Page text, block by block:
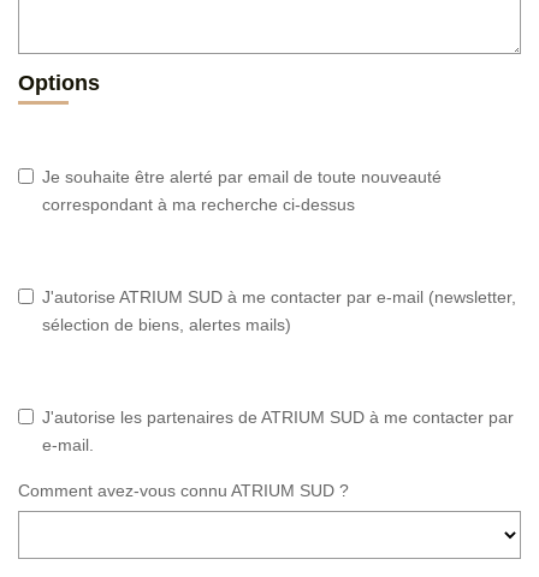
Options
Je souhaite être alerté par email de toute nouveauté
correspondant à ma recherche ci-dessus
J'autorise ATRIUM SUD à me contacter par e-mail (newsletter,
sélection de biens, alertes mails)
J'autorise les partenaires de ATRIUM SUD à me contacter par
e-mail.
Comment avez-vous connu ATRIUM SUD ?